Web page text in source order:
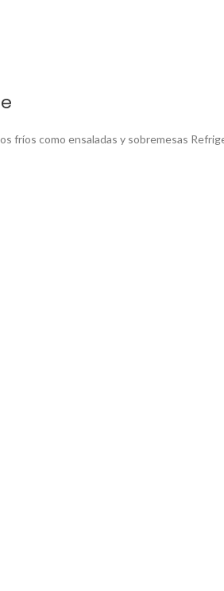
fríos como ensaladas y sobremesas